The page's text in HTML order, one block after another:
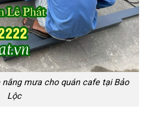
mưa cho quán cafe tại Bảo
Lộc